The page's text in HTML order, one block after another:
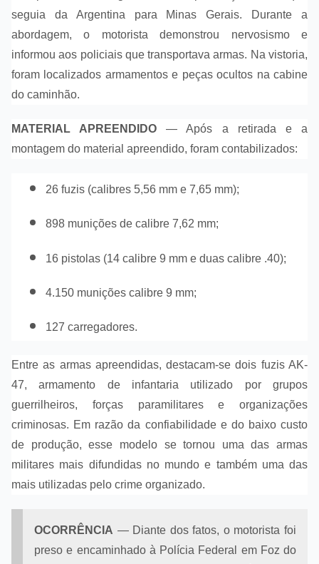
seguia da Argentina para Minas Gerais. Durante a
abordagem, o motorista demonstrou nervosismo e
informou aos policiais que transportava armas. Na vistoria,
foram localizados armamentos e peças ocultos na cabine
do caminhão.
MATERIAL APREENDIDO — Após a retirada e a
montagem do material apreendido, foram contabilizados:
26 fuzis (calibres 5,56 mm e 7,65 mm);
898 munições de calibre 7,62 mm;
16 pistolas (14 calibre 9 mm e duas calibre .40);
4.150 munições calibre 9 mm;
127 carregadores.
Entre as armas apreendidas, destacam-se dois fuzis AK-
47, armamento de infantaria utilizado por grupos
guerrilheiros, forças paramilitares e organizações
criminosas. Em razão da confiabilidade e do baixo custo
de produção, esse modelo se tornou uma das armas
militares mais difundidas no mundo e também uma das
mais utilizadas pelo crime organizado.
OCORRÊNCIA — Diante dos fatos, o motorista foi
preso e encaminhado à Polícia Federal em Foz do